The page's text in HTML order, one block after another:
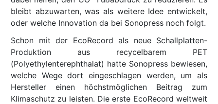
bleibt abzuwarten, was als weitere Idee entwickelt,
oder welche Innovation da bei Sonopress noch folgt.
Schon mit der EcoRecord als neue Schallplatten-
Produktion aus recycelbarem PET
(Polyethylenterephthalat) hatte Sonopress bewiesen,
welche Wege dort eingeschlagen werden, um als
Hersteller einen höchstmöglichen Beitrag zum
Klimaschutz zu leisten. Die erste EcoRecord weltweit